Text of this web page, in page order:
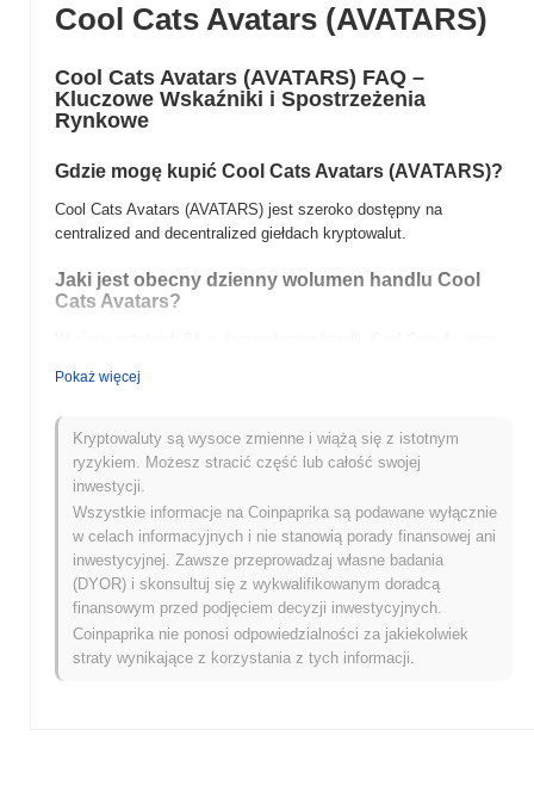
Cool Cats Avatars (AVATARS)
Cool Cats Avatars (AVATARS) FAQ –
Kluczowe Wskaźniki i Spostrzeżenia
Rynkowe
Gdzie mogę kupić Cool Cats Avatars (AVATARS)?
Cool Cats Avatars (AVATARS) jest szeroko dostępny na
centralized and decentralized giełdach kryptowalut.
Jaki jest obecny dzienny wolumen handlu Cool
Cats Avatars?
Najwyższy Poziom Historyczny (ATH):$0.002138
Najniższy Poziom Historyczny (ATL):$0.00000000
Cool Cats Avatars jest obecnie notowany~100.00% poniżej
swojego ATH .
Jak Cool Cats Avatars radzi sobie w porównaniu z
szerszym rynkiem kryptowalut?
W ciągu ostatnich 7 dni Cool Cats Avatars zyskał 0.00%
osiągając gorsze wyniki niż ogólny rynek kryptowalut który
Pokaż więcej
Kryptowaluty są wysoce zmienne i wiążą się z istotnym
ryzykiem. Możesz stracić część lub całość swojej
inwestycji.
Wszystkie informacje na Coinpaprika są podawane wyłącznie
w celach informacyjnych i nie stanowią porady finansowej ani
inwestycyjnej. Zawsze przeprowadzaj własne badania
(DYOR) i skonsultuj się z wykwalifikowanym doradcą
finansowym przed podjęciem decyzji inwestycyjnych.
Coinpaprika nie ponosi odpowiedzialności za jakiekolwiek
straty wynikające z korzystania z tych informacji.